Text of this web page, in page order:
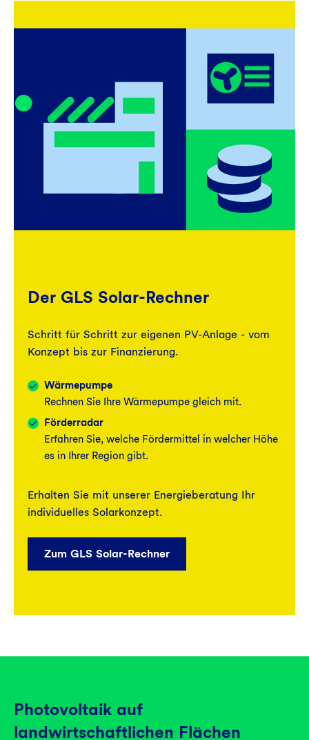
Der GLS Solar-Rechner
Schritt für Schritt zur eigenen PV-Anlage - vom
Konzept bis zur Finanzierung.
Wärmepumpe
Rechnen Sie Ihre Wärmepumpe gleich mit.
Förderradar
Erfahren Sie, welche Fördermittel in welcher Höhe
es in Ihrer Region gibt.
Erhalten Sie mit unserer Energieberatung Ihr
individuelles Solarkonzept.
Zum GLS Solar-Rechner
Photovoltaik auf
landwirtschaftlichen Flächen